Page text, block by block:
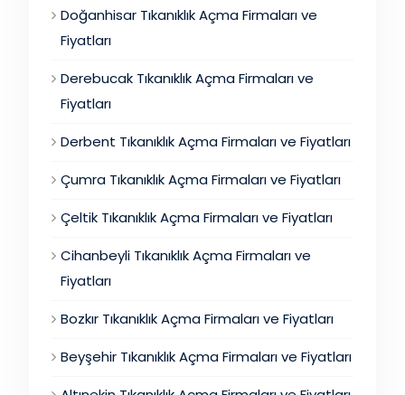
Doğanhisar Tıkanıklık Açma Firmaları ve
Fiyatları
Derebucak Tıkanıklık Açma Firmaları ve
Fiyatları
Derbent Tıkanıklık Açma Firmaları ve Fiyatları
Çumra Tıkanıklık Açma Firmaları ve Fiyatları
Çeltik Tıkanıklık Açma Firmaları ve Fiyatları
Cihanbeyli Tıkanıklık Açma Firmaları ve
Fiyatları
Bozkır Tıkanıklık Açma Firmaları ve Fiyatları
Beyşehir Tıkanıklık Açma Firmaları ve Fiyatları